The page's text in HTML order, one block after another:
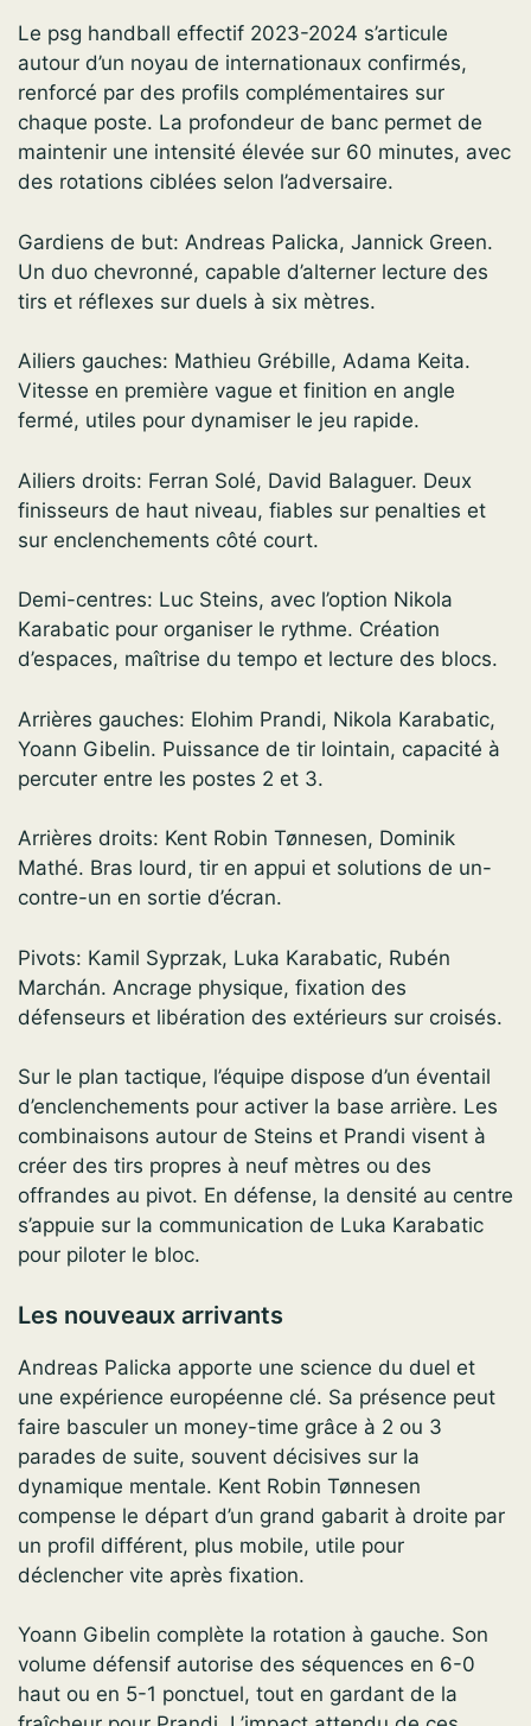
Le psg handball effectif 2023-2024 s’articule
autour d’un noyau de internationaux confirmés,
renforcé par des profils complémentaires sur
chaque poste. La profondeur de banc permet de
maintenir une intensité élevée sur 60 minutes, avec
des rotations ciblées selon l’adversaire.
Gardiens de but: Andreas Palicka, Jannick Green.
Un duo chevronné, capable d’alterner lecture des
tirs et réflexes sur duels à six mètres.
Ailiers gauches: Mathieu Grébille, Adama Keita.
Vitesse en première vague et finition en angle
fermé, utiles pour dynamiser le jeu rapide.
Ailiers droits: Ferran Solé, David Balaguer. Deux
finisseurs de haut niveau, fiables sur penalties et
sur enclenchements côté court.
Demi-centres: Luc Steins, avec l’option Nikola
Karabatic pour organiser le rythme. Création
d’espaces, maîtrise du tempo et lecture des blocs.
Arrières gauches: Elohim Prandi, Nikola Karabatic,
Yoann Gibelin. Puissance de tir lointain, capacité à
percuter entre les postes 2 et 3.
Arrières droits: Kent Robin Tønnesen, Dominik
Mathé. Bras lourd, tir en appui et solutions de un-
contre-un en sortie d’écran.
Pivots: Kamil Syprzak, Luka Karabatic, Rubén
Marchán. Ancrage physique, fixation des
défenseurs et libération des extérieurs sur croisés.
Sur le plan tactique, l’équipe dispose d’un éventail
d’enclenchements pour activer la base arrière. Les
combinaisons autour de Steins et Prandi visent à
créer des tirs propres à neuf mètres ou des
offrandes au pivot. En défense, la densité au centre
s’appuie sur la communication de Luka Karabatic
pour piloter le bloc.
Les nouveaux arrivants
Andreas Palicka apporte une science du duel et
une expérience européenne clé. Sa présence peut
faire basculer un money-time grâce à 2 ou 3
parades de suite, souvent décisives sur la
dynamique mentale. Kent Robin Tønnesen
compense le départ d’un grand gabarit à droite par
un profil différent, plus mobile, utile pour
déclencher vite après fixation.
Yoann Gibelin complète la rotation à gauche. Son
volume défensif autorise des séquences en 6-0
haut ou en 5-1 ponctuel, tout en gardant de la